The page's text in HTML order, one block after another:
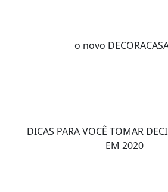
o novo
DICAS PARA VOCÊ TOMAR
EM 2020